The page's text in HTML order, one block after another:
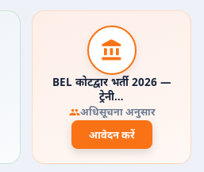
BEL कोटद्वार भर्ती 2026 —
ट्रेनी…
अधिसूचना अनुसार
आवेदन करें